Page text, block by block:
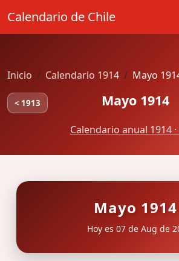
Calendario de Chile
Inicio Calendario 1914 Mayo
< 1913 Mayo 1914
Calendario anual 1914 ·
Mayo 1914
Hoy es 07 de Aug de